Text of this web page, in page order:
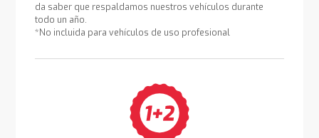
da saber que respaldamos nuestros vehículos durante
todo un año.
*No incluida para vehículos de uso profesional